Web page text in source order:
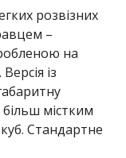
розвізних
–
на
із
містким
Стандартне